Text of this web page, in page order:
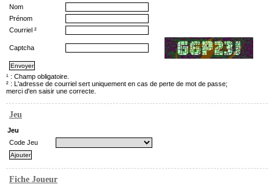
Nom
Prénom
Courriel ²
Captcha
¹ : Champ obligatoire.
² : L'adresse de courriel sert uniquement en cas de perte de mot de passe;
merci d'en saisir une correcte.
Jeu
Jeu
Code Jeu
Fiche Joueur